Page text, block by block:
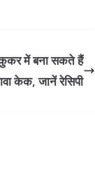
में बना सकते हैं
केक, जानें रेसिपी